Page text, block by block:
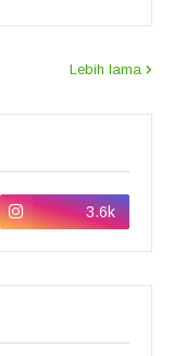
Lebih lama
3.6k